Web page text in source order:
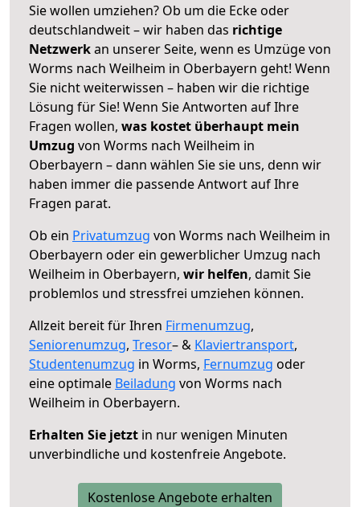
Sie wollen umziehen? Ob um die Ecke oder
deutschlandweit – wir haben das richtige
Netzwerkan unserer Seite, wenn es Umzüge von
Worms nach Weilheim in Oberbayern geht! Wenn
Sie nicht weiterwissen – haben wir die richtige
Lösung für Sie! Wenn Sie Antworten auf Ihre
Fragen wollen, was kostet überhaupt mein
Umzug von Worms nach Weilheim in
Oberbayern – dann wählen Sie sie uns, denn wir
haben immer die passende Antwort auf Ihre
Fragen parat.
Ob ein Privatumzug von Worms nach Weilheim in
Oberbayern oder ein gewerblicher Umzug nach
Weilheim in Oberbayern, wir helfen, damit Sie
problemlos und stressfrei umziehen können.
Allzeit bereit für Ihren Firmenumzug,
Seniorenumzug, Tresor– & Klaviertransport,
Studentenumzug in Worms, Fernumzug oder
eine optimale Beiladung von Worms nach
Weilheim in Oberbayern.
Erhalten Sie jetzt in nur wenigen Minuten
unverbindliche und kostenfreie Angebote.
Kostenlose Angebote erhalten